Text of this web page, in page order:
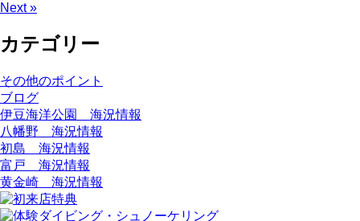
Next »
カテゴリー
その他のポイント
ブログ
伊豆海洋公園 海況情報
八幡野 海況情報
初島 海況情報
富戸 海況情報
黄金崎 海況情報